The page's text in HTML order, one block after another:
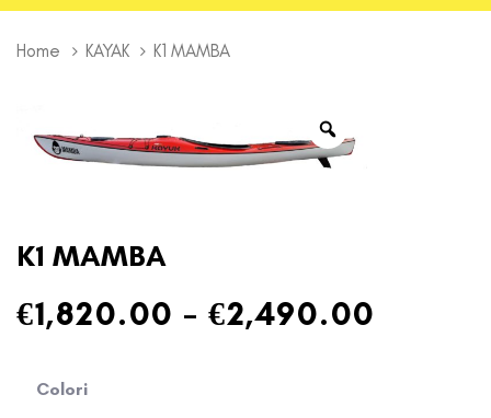
Home KAYAK K1 MAMBA
K1 MAMBA
€1,820.00 – €2,490.00
Colori